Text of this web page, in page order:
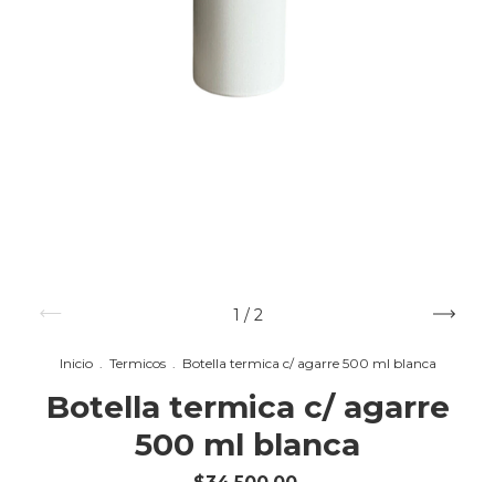
1 / 2
Inicio Termicos Botella termica c/ agarre 500 ml blanca
Botella termica c/ agarre
500 ml blanca